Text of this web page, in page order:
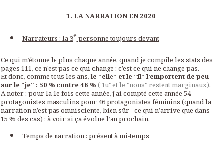
1. LA NARRATION EN 2020
Narrateurs : la 3epersonne toujours devant
Ce qui m’étonne le plus chaque année, quand je compile les stats des
pages 111, ce n’est pas ce qui change : c’est ce qui ne change pas.
Et donc, comme tous les ans, le "elle" et le "il" l’emportent de peu
sur le "je" : 50 % contre 46 % ("tu" et le "nous" restent marginaux).
A noter : pour la 1e fois cette année, j’ai compté cette année 54
protagonistes masculins pour 46 protagonistes féminins (quand la
narration n’est pas omnisciente, bien sûr - ce qui n’arrive que dans
15 % des cas) ; à voir si ça évolue l’an prochain.
Temps de narration : présent à mi-temps